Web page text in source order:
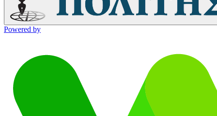
Powered by